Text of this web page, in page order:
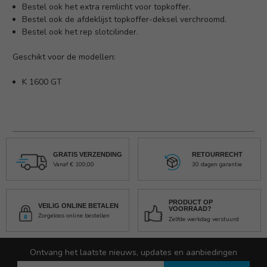
Bestel ook het extra remlicht voor topkoffer.
Bestel ook de afdeklijst topkoffer-deksel verchroomd.
Bestel ook hetrep slotcilinder.
Geschikt voor de modellen:
K 1600 GT
GRATIS VERZENDING
Vanaf € 100,00
RETOURRECHT
30 dagen garantie
VEILIG ONLINE BETALEN
Zorgeloos online bestellen
PRODUCT OP
VOORRAAD?
Zelfde werkdag verstuurd
Ontvang het laatste nieuws, updates en aanbiedingen